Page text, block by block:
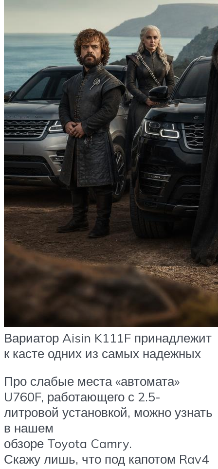
Вариатор Aisin K111F принадлежит
к касте одних из самых надежных
Про слабые места «автомата»
U760F, работающего с 2.5-
литровой установкой, можно узнать
в нашем
обзоре Toyota Camry.
Скажу лишь, что под капотом Rav4